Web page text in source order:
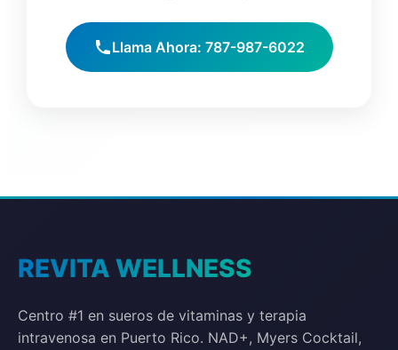
Llama Ahora: 787-987-6022
REVITA WELLNESS
Centro #1 en sueros de vitaminas y terapia
intravenosa en Puerto Rico. NAD+, Myers Cocktail,